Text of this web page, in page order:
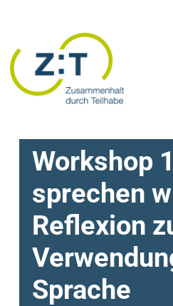
Workshop
sprechen
Reflexion
Sprache